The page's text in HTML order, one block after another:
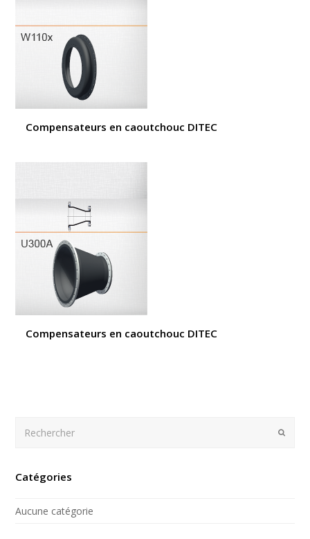
Compensateurs en caoutchouc DITEC
Compensateurs en caoutchouc DITEC
Catégories
Aucune catégorie